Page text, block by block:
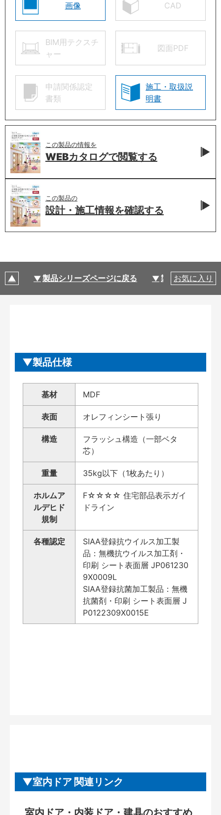
画像 CAD
BIM用テクスチ
ャー
図面PDF
申請関係認定
書類
施工・取扱説
明書
この製品の情報を
WEBカタログで閲覧する
この製品の
設計・施工情報を確認する
製品シリーズページに戻る 製品仕様
お気に入り
製品仕様
基材 MDF
表面 オレフィンシート張り
構造
フラッシュ構造（一部ベタ
芯）
重量 35kg以下（1枚あたり）
ホルムア
ルデヒド
規制
F☆☆☆☆ 住宅部品表示ガイ
ドライン
各種認定
SIAA登録抗ウイルス加工製
品：無機抗ウイルス加工剤・
印刷 シート表面層 JP061230
9X0009L
SIAA登録抗菌加工製品：無機
抗菌剤・印刷 シート表面層 J
P0122309X0015E
室内ドア 関連リンク